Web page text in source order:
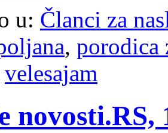
u: Članci za
, porodica
velesajam
novosti.RS,